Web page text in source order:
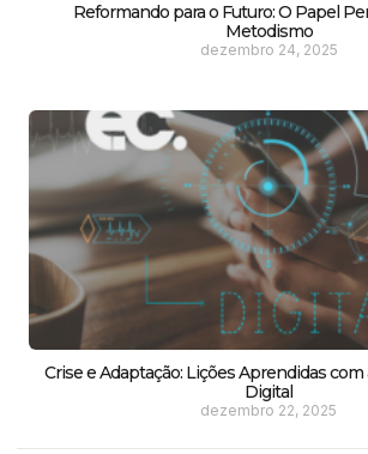
Reformando para o Futuro: O Papel
Metodismo
dezembro 24, 2025
Crise e Adaptação: Lições Aprendidas
Digital
dezembro 22, 2025